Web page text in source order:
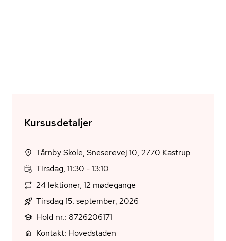
Kursusdetaljer
Tårnby Skole, Sneserevej 10, 2770 Kastrup
Tirsdag, 11:30 - 13:10
24 lektioner, 12 mødegange
Tirsdag 15. september, 2026
Hold nr.: 8726206171
Kontakt: Hovedstaden